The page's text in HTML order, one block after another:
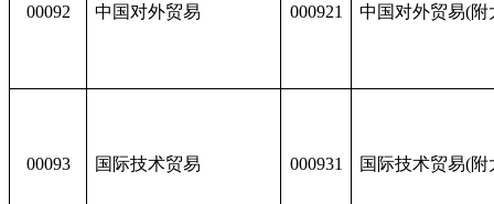
00092 中国对外贸易 000921 中国对外贸易(附
00093 国际技术贸易 000931 国际技术贸易(附